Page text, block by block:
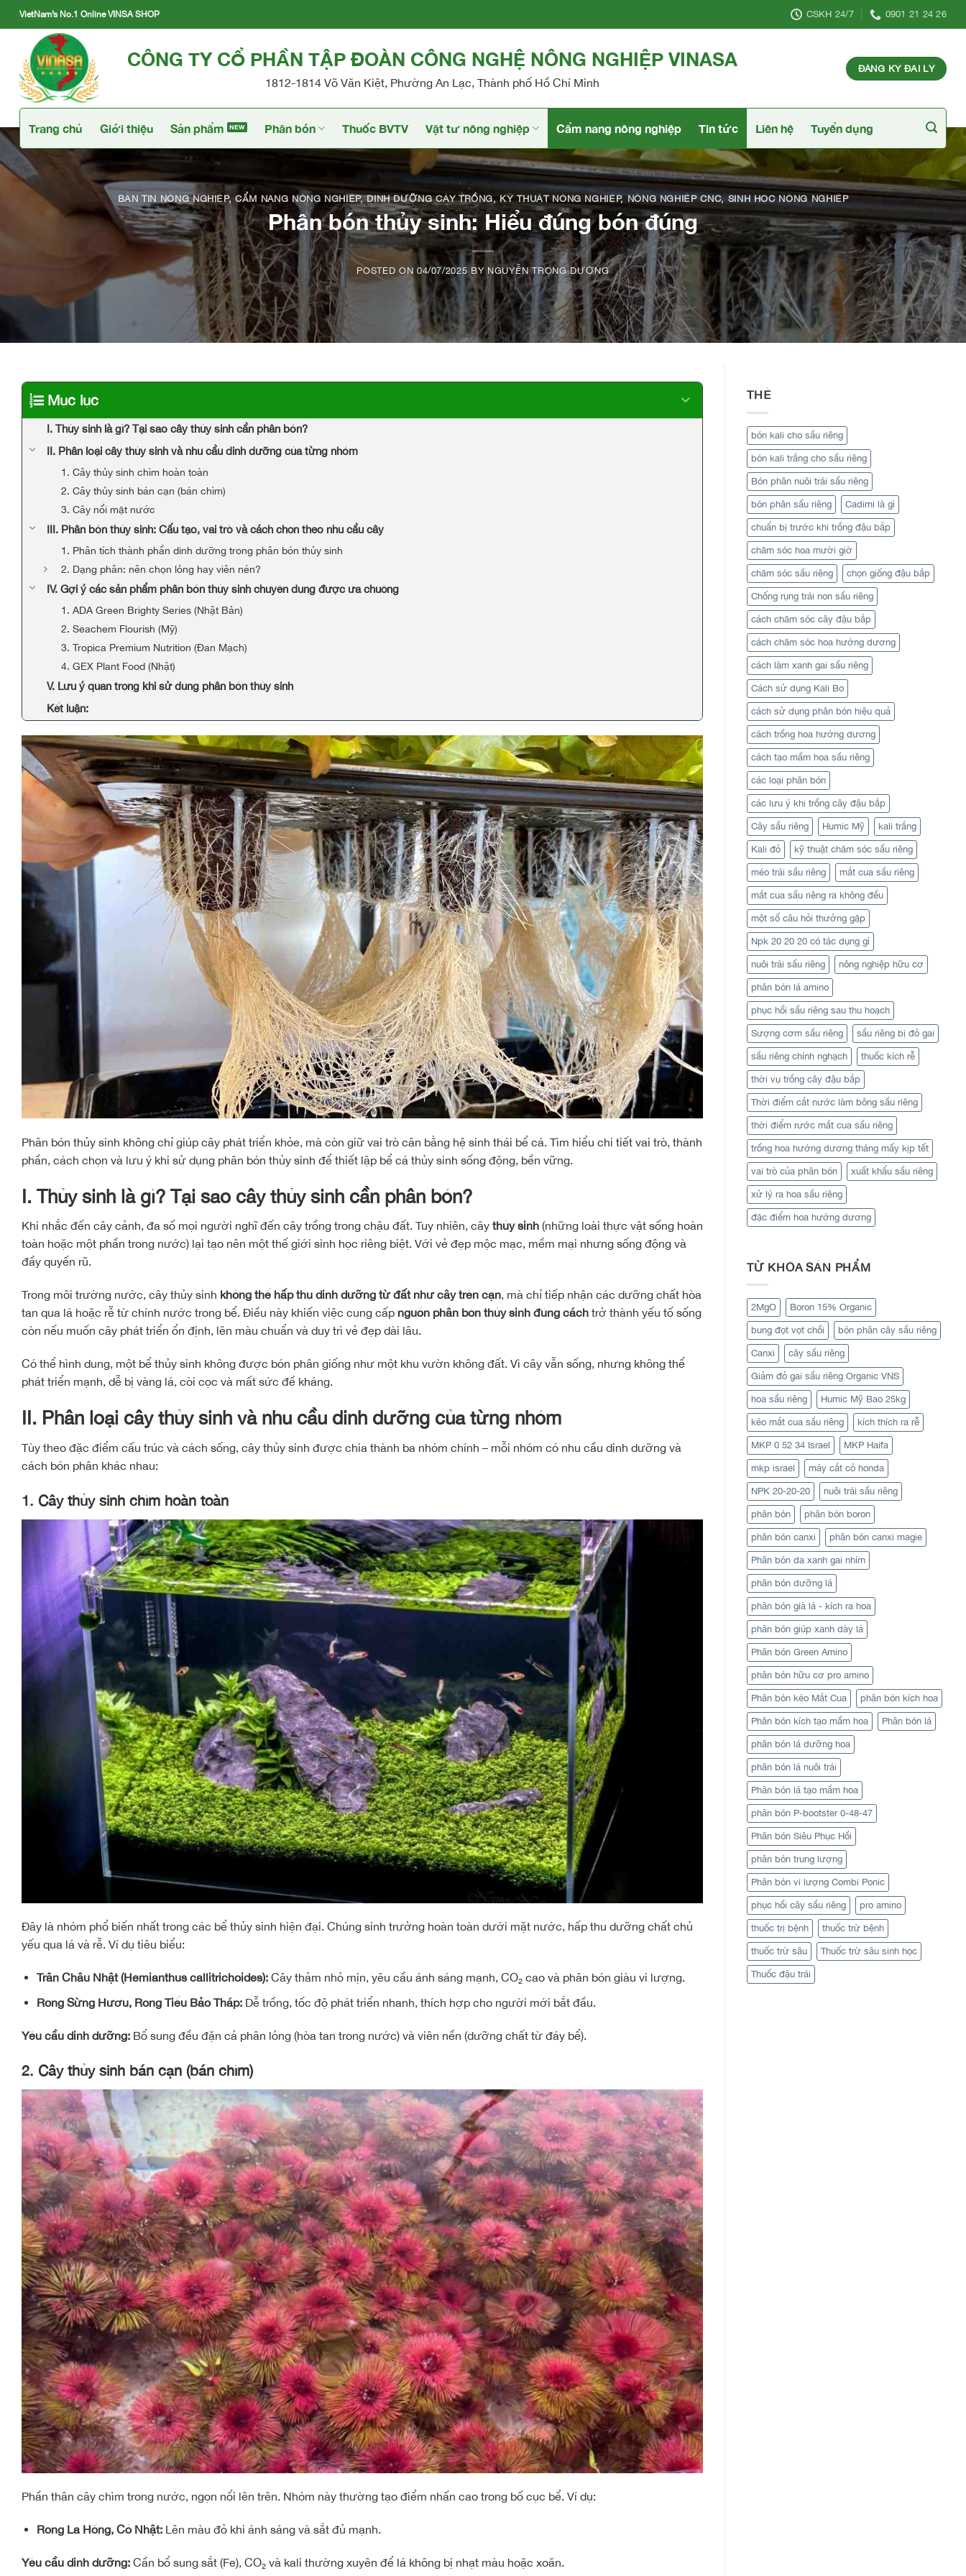
Skip
to
content
VietNam’s No.1 Online VINSA SHOP CSKH 24/7 0901 21 24 26
CÔNG TY CỔ PHẦN TẬP ĐOÀN CÔNG NGHỆ NÔNG NGHIỆP VINASA
1812-1814 Võ Văn Kiệt, Phường An Lạc, Thành phố Hồ Chí Minh
ĐĂNG KÝ ĐẠI LÝ
Trang chủ Giới thiệu Sản phẩm Phân bón Thuốc BVTV Vật tư nông nghiệp Cẩm nang nông nghiệp Tin tức Liên hệ Tuyển dụng
BẢN TIN NÔNG NGHIỆP,CẨM NANG NÔNG NGHIỆP,DINH DƯỠNG CÂY TRỒNG,KỸ THUẬT NÔNG NGHIỆP,NÔNG NGHIỆP CNC, SINH HỌC NÔNG NGHIỆP
Phân bón thủy sinh: Hiểu đúng bón đúng
POSTED ON 04/07/2025BY NGUYỄN TRỌNG DƯƠNG
Mục lục
I. Thủy sinh là gì? Tại sao cây thủy sinh cần phân bón?
II. Phân loại cây thủy sinh và nhu cầu dinh dưỡng của từng nhóm
1. Cây thủy sinh chìm hoàn toàn
2. Cây thủy sinh bán cạn (bán chìm)
3. Cây nổi mặt nước
III. Phân bón thủy sinh: Cấu tạo, vai trò và cách chọn theo nhu cầu cây
1. Phân tích thành phần dinh dưỡng trong phân bón thủy sinh
2. Dạng phân: nên chọn lỏng hay viên nén?
IV. Gợi ý các sản phẩm phân bón thủy sinh chuyên dụng được ưa chuộng
1. ADA Green Brighty Series (Nhật Bản)
2. Seachem Flourish (Mỹ)
3. Tropica Premium Nutrition (Đan Mạch)
4. GEX Plant Food (Nhật)
V. Lưu ý quan trọng khi sử dụng phân bón thủy sinh
Kết luận:
Phân bón thủy sinh không chỉ giúp cây phát triển khỏe, mà còn giữ vai trò cân bằng hệ sinh thái bể cá. Tìm hiểu chi tiết vai trò, thành
phần, cách chọn và lưu ý khi sử dụng phân bón thủy sinh để thiết lập bể cá thủy sinh sống động, bền vững.
I. Thủy sinh là gì? Tại sao cây thủy sinh cần phân bón?
Khi nhắc đến cây cảnh, đa số mọi người nghĩ đến cây trồng trong chậu đất. Tuy nhiên, cây thủy sinh (những loài thực vật sống hoàn
toàn hoặc một phần trong nước) lại tạo nên một thế giới sinh học riêng biệt. Với vẻ đẹp mộc mạc, mềm mại nhưng sống động và
đầy quyến rũ.
Trong môi trường nước, cây thủy sinh không thể hấp thụ dinh dưỡng từ đất như cây trên cạn, mà chỉ tiếp nhận các dưỡng chất hòa
tan qua lá hoặc rễ từ chính nước trong bể. Điều này khiến việc cung cấp nguồn phân bón thủy sinh đúng cách trở thành yếu tố sống
còn nếu muốn cây phát triển ổn định, lên màu chuẩn và duy trì vẻ đẹp dài lâu.
Có thể hình dung, một bể thủy sinh không được bón phân giống như một khu vườn không đất. Vì cây vẫn sống, nhưng không thể
phát triển mạnh, dễ bị vàng lá, còi cọc và mất sức đề kháng.
II. Phân loại cây thủy sinh và nhu cầu dinh dưỡng của từng nhóm
Tùy theo đặc điểm cấu trúc và cách sống, cây thủy sinh được chia thành ba nhóm chính – mỗi nhóm có nhu cầu dinh dưỡng và
cách bón phân khác nhau:
1. Cây thủy sinh chìm hoàn toàn
Đây là nhóm phổ biến nhất trong các bể thủy sinh hiện đại. Chúng sinh trưởng hoàn toàn dưới mặt nước, hấp thu dưỡng chất chủ
yếu qua lá và rễ. Ví dụ tiêu biểu:
Trân Châu Nhật (Hemianthus callitrichoides):Cây thảm nhỏ mịn, yêu cầu ánh sáng mạnh, CO₂ cao và phân bón giàu vi lượng.
Rong Sừng Hươu, Rong Tiểu Bảo Tháp:Dễ trồng, tốc độ phát triển nhanh, thích hợp cho người mới bắt đầu.
Yêu cầu dinh dưỡng: Bổ sung đều đặn cả phân lỏng (hòa tan trong nước) và viên nền (dưỡng chất từ đáy bể).
2. Cây thủy sinh bán cạn (bán chìm)
Phần thân cây chìm trong nước, ngọn nổi lên trên. Nhóm này thường tạo điểm nhấn cao trong bố cục bể. Ví dụ:
Rong La Hồng, Cỏ Nhật:Lên màu đỏ khi ánh sáng và sắt đủ mạnh.
Yêu cầu dinh dưỡng: Cần bổ sung sắt (Fe), CO₂ và kali thường xuyên để lá không bị nhạt màu hoặc xoăn.
THẺ
bón kali cho sầu riêng
bón kali trắng cho sầu riêng
Bón phân nuôi trái sầu riêng
bón phân sầu riêng Cadimi là gì
chuẩn bị trước khi trồng đậu bắp
chăm sóc hoa mười giờ
chăm sóc sầu riêng chọn giống đậu bắp
Chống rụng trái non sầu riêng
cách chăm sóc cây đậu bắp
cách chăm sóc hoa hướng dương
cách làm xanh gai sầu riêng
Cách sử dụng Kali Bo
cách sử dụng phân bón hiệu quả
cách trồng hoa hướng dương
cách tạo mầm hoa sầu riêng
các loại phân bón
các lưu ý khi trồng cây đậu bắp
Cây sầu riêng Humic Mỹ kali trắng
Kali đỏ kỹ thuật chăm sóc sầu riêng
méo trái sầu riêng mắt cua sầu riêng
mắt cua sầu riêng ra không đều
một số câu hỏi thưởng gặp
Npk 20 20 20 có tác dụng gì
nuôi trái sầu riêng nông nghiệp hữu cơ
phân bón lá amino
phục hồi sầu riêng sau thu hoạch
Sượng cơm sầu riêng sầu riêng bị đỏ gai
sầu riêng chính nghạch thuốc kích rễ
thời vụ trồng cây đậu bắp
Thời điểm cắt nước làm bông sầu riêng
thời điểm rước mắt cua sầu riêng
trồng hoa hướng dương tháng mấy kịp tết
vai trò của phân bón xuất khẩu sầu riêng
xử lý ra hoa sầu riêng
đặc điểm hoa hướng dương
TỪ KHÓA SẢN PHẨM
2MgO Boron 15% Organic
bung đọt vọt chồi bón phân cây sầu riêng
Canxi cây sầu riêng
Giảm đỏ gai sầu riêng Organic VNS
hoa sầu riêng Humic Mỹ Bao 25kg
kéo mắt cua sầu riêng kích thích ra rễ
MKP 0 52 34 Israel MKP Haifa
mkp israel máy cắt cỏ honda
NPK 20-20-20 nuôi trái sầu riêng
phân bón phân bón boron
phân bón canxi phân bón canxi magie
Phân bón da xanh gai nhím
phân bón dưỡng lá
phân bón già lá - kích ra hoa
phân bón giúp xanh dày lá
Phân bón Green Amino
phân bón hữu cơ pro amino
Phân bón kéo Mắt Cua phân bón kích hoa
Phân bón kích tạo mầm hoa Phân bón lá
phân bón lá dưỡng hoa
phân bón lá nuôi trái
Phân bón lá tạo mầm hoa
phân bón P-bootster 0-48-47
Phân bón Siêu Phục Hồi
phân bón trung lượng
Phân bón vi lượng Combi Ponic
phục hồi cây sầu riêng pro amino
thuốc trị bệnh thuốc trừ bệnh
thuốc trừ sâu Thuốc trừ sâu sinh học
Thuốc đậu trái